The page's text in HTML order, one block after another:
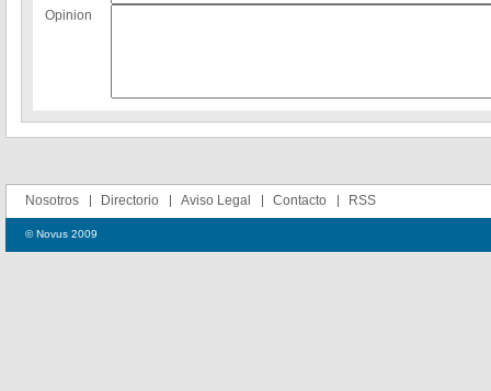
Opinion
Nosotros Directorio Aviso Legal Contacto RSS
© Novus 2009